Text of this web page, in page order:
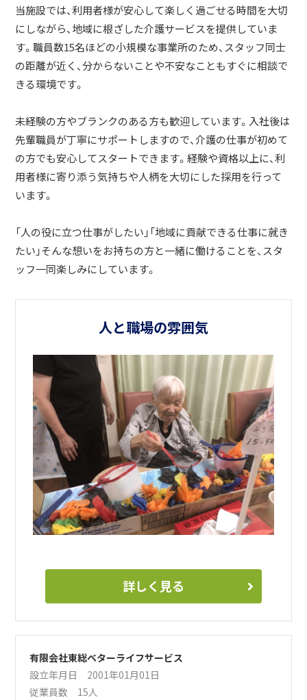
当施設では、利用者様が安心して楽しく過ごせる時間を大切
にしながら、地域に根ざした介護サービスを提供していま
す。職員数15名ほどの小規模な事業所のため、スタッフ同士
の距離が近く、分からないことや不安なこともすぐに相談で
きる環境です。
未経験の方やブランクのある方も歓迎しています。入社後は
先輩職員が丁寧にサポートしますので、介護の仕事が初めて
の方でも安心してスタートできます。経験や資格以上に、利
用者様に寄り添う気持ちや人柄を大切にした採用を行って
います。
「人の役に立つ仕事がしたい」「地域に貢献できる仕事に就き
たい」そんな想いをお持ちの方と一緒に働けることを、スタ
ッフ一同楽しみにしています。
人と職場の雰囲気
詳しく見る
有限会社東総ベターライフサービス
設立年月日 2001年01月01日
従業員数 15人